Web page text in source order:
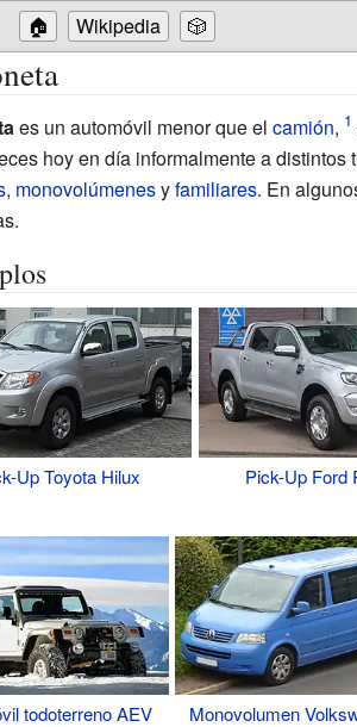
🏠 Wikipedia 🎲
es un automóvil menor que el camión,
hoy en día informalmente a distintos
, monovolúmenesyfamiliares. En
UpToyota Hilux Pick-Up Ford
todoterrenoAEV
Monovolumen